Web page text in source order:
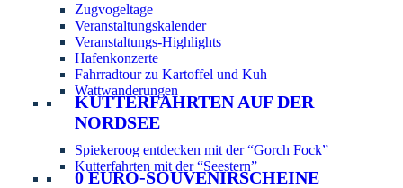
Zugvogeltage
Veranstaltungskalender
Veranstaltungs-Highlights
Hafenkonzerte
Fahrradtour zu Kartoffel und Kuh
Wattwanderungen
KUTTERFAHRTEN AUF DER
NORDSEE
Spiekeroog entdecken mit der “Gorch Fock”
Kutterfahrten mit der “Seestern”
0 EURO-SOUVENIRSCHEINE